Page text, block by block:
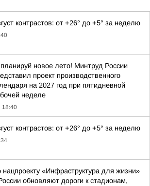
контрастов: от +26° до +5° за неделю
новое лето! Минтруд России
проект производственного
на 2027 год при пятидневной
неделе
18:40
контрастов: от +26° до +5° за неделю
нацпроекту «Инфраструктура для жизни»
обновляют дороги к стадионам,